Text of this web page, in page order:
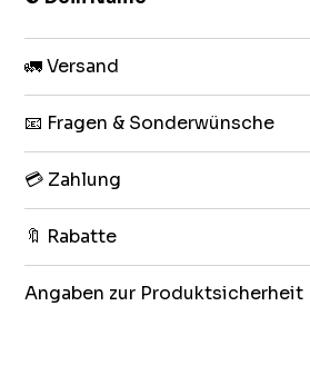
🚛 Versand
📧 Fragen & Sonderwünsche
💳 Zahlung
🔖 Rabatte
Angaben zur Produktsicherheit